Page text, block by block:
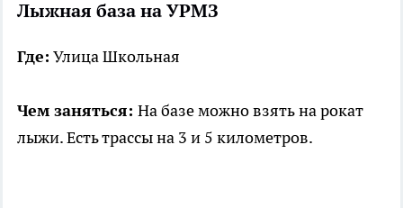
Лыжная база на УРМЗ
Где: Улица Школьная
Чем заняться: На базе можно взять на рокат
лыжи. Есть трассы на 3 и 5 километров.